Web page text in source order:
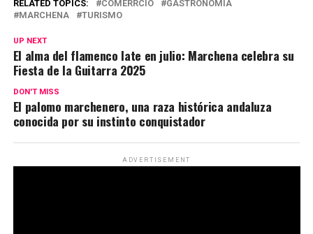
RELATED TOPICS: COMERRCIO
GASTRONOMÍA
MARCHENA
TURISMO
UP NEXT
El alma del flamenco late en julio: Marchena celebra su
Fiesta de la Guitarra 2025
DON'T MISS
El palomo marchenero, una raza histórica andaluza
conocida por su instinto conquistador
ADVERTISEMENT